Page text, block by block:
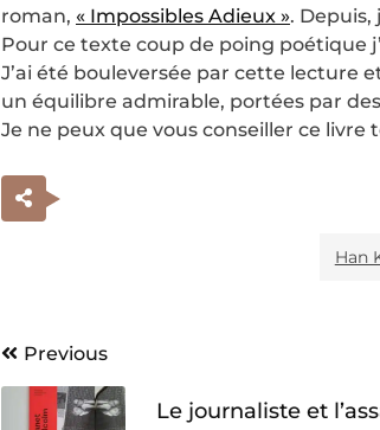
roman, « Impossibles Adieux ».
Pour ce texte coup de poing poétique
J’ai été bouleversée par cette lecture
un équilibre admirable, portées par
Je ne peux que vous conseiller ce
Han
Navigation
de
Previous
Le journaliste et